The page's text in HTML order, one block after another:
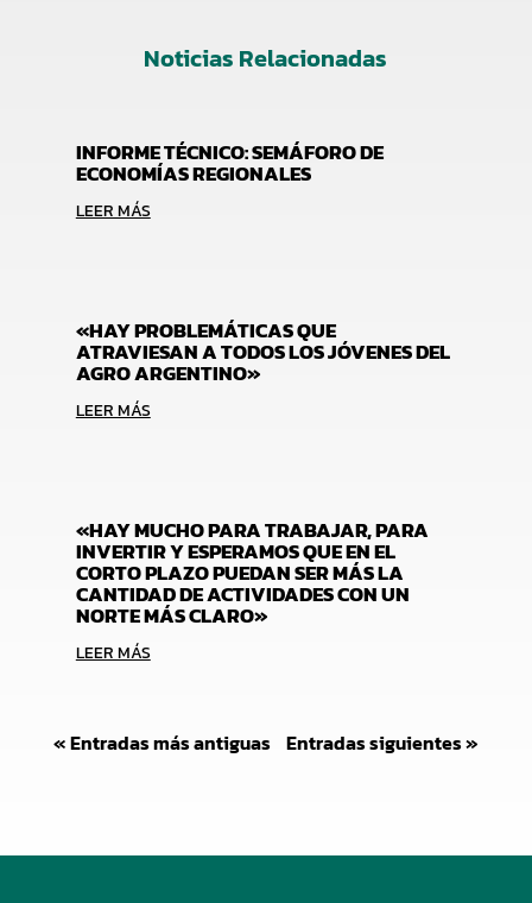
Noticias Relacionadas
INFORME TÉCNICO: SEMÁFORO DE
ECONOMÍAS REGIONALES
LEER MÁS
«HAY PROBLEMÁTICAS QUE
ATRAVIESAN A TODOS LOS JÓVENES DEL
AGRO ARGENTINO»
LEER MÁS
«HAY MUCHO PARA TRABAJAR, PARA
INVERTIR Y ESPERAMOS QUE EN EL
CORTO PLAZO PUEDAN SER MÁS LA
CANTIDAD DE ACTIVIDADES CON UN
NORTE MÁS CLARO»
LEER MÁS
« Entradas más antiguas Entradas siguientes »